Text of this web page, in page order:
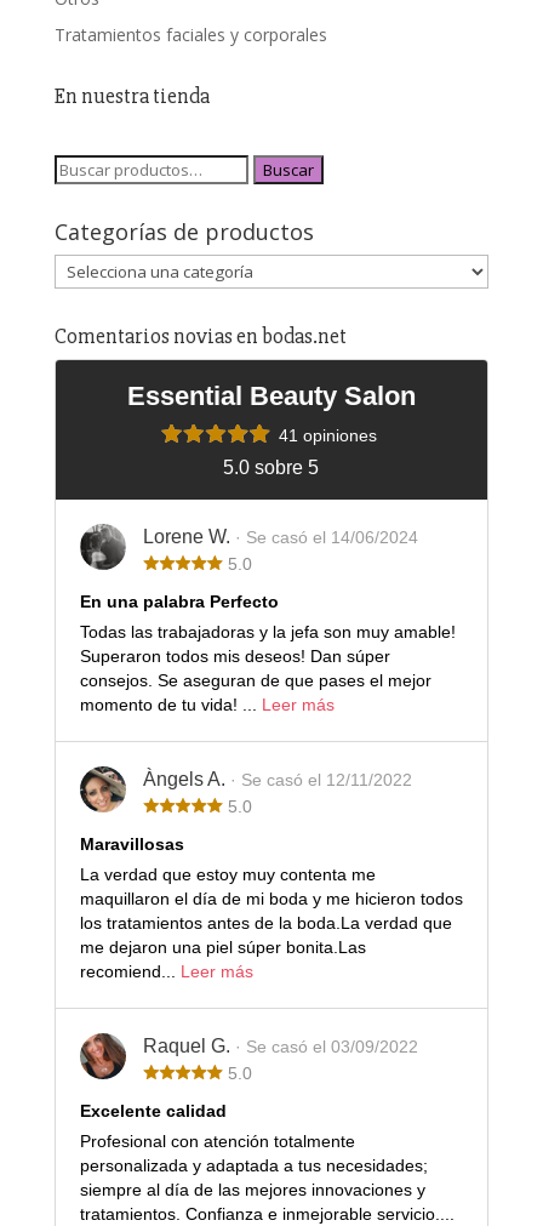
Tratamientos faciales y corporales
En nuestra tienda
Buscar
Categorías de productos
Comentarios novias en bodas.net
Essential Beauty Salon
41 opiniones
5.0 sobre 5
Lorene W. · Se casó el 14/06/2024
5.0
En una palabra Perfecto
Todas las trabajadoras y la jefa son muy amable!
Superaron todos mis deseos! Dan súper
consejos. Se aseguran de que pases el mejor
momento de tu vida! ... Leer más
Àngels A. · Se casó el 12/11/2022
5.0
Maravillosas
La verdad que estoy muy contenta me
maquillaron el día de mi boda y me hicieron todos
los tratamientos antes de la boda.La verdad que
me dejaron una piel súper bonita.Las
recomiend... Leer más
Raquel G. · Se casó el 03/09/2022
5.0
Excelente calidad
Profesional con atención totalmente
personalizada y adaptada a tus necesidades;
siempre al día de las mejores innovaciones y
tratamientos. Confianza e inmejorable servicio....